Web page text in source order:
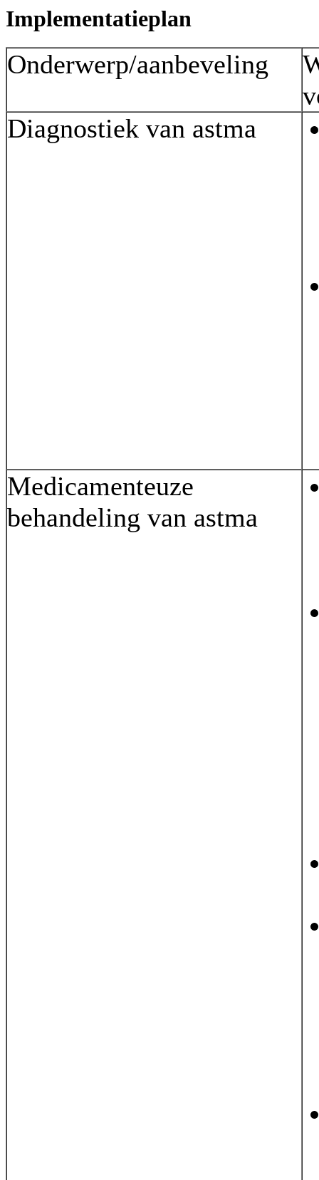
Implementatieplan
Onderwerp/aanbeveling
Diagnostiek van astma
Medicamenteuze
behandeling van astma